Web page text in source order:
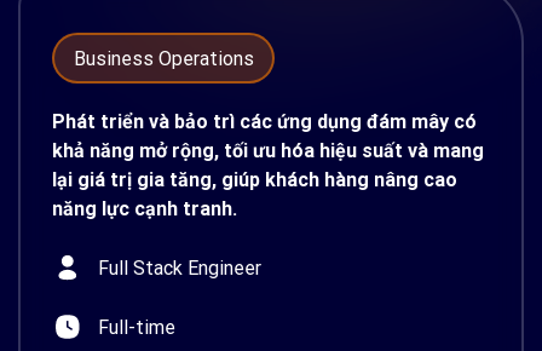
Business Operations
Phát triển và bảo trì các ứng dụng đám mây có
khả năng mở rộng, tối ưu hóa hiệu suất và mang
lại giá trị gia tăng, giúp khách hàng nâng cao
năng lực cạnh tranh.
Full Stack Engineer
Full-time